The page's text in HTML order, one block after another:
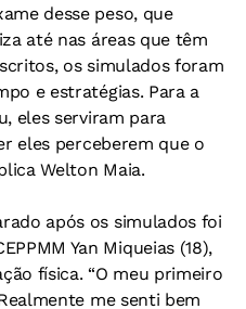
desse peso, que
até nas áreas que têm
os simulados foram
e estratégias. Para a
eles serviram para
eles perceberem que o
Welton Maia.
após os simulados foi
Yan Miqueias (18),
física. “O meu primeiro
me senti bem